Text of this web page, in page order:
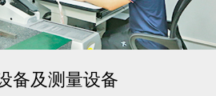
备及测量设备